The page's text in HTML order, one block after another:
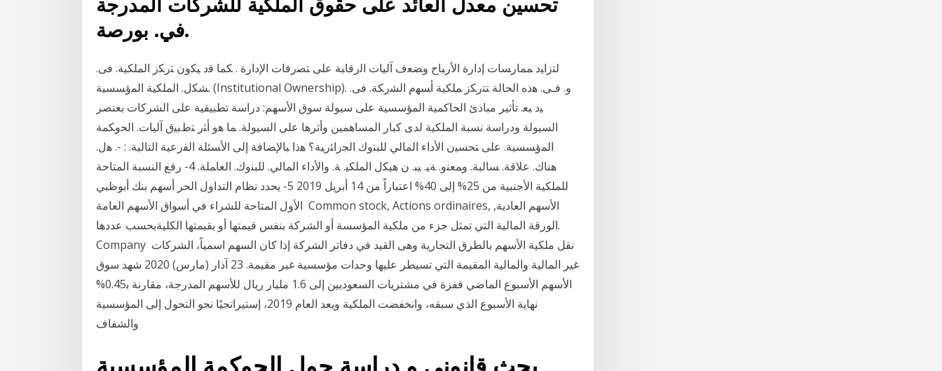
في. بورصة.
ﻟﺘﺯﺍﻴﺩ ﻤﻤﺎﺭﺴﺎﺕ ﺇﺩﺍﺭﺓ ﺍﻷﺭﺒﺎﺡ ﻭﻀﻌﻑ ﺁﻟﻴﺎﺕ ﺍﻟﺭﻗﺎﺒﺔ ﻋﻠﻰ ﺘﺼﺭﻓﺎﺕ ﺍﻹﺩﺍﺭﺓ . ﻜﻤﺎ ﻗﺩ ﻴﻜﻭﻥ ﺘﺭﻜﺯ ﺍﻟﻤﻠﻜﻴﺔ. ﻓﻰ.
ﺸﻜل. ﺍﻟﻤﻠﻜﻴﺔ ﺍﻟﻤﺅﺴﺴﻴﺔ. (Institutional Ownership). ﻭ. ﻓـﻰ. ﻫﺫﻩ ﺍﻟﺤﺎﻟﺔ ﺘﺘﺭﻜﺯ ﻤﻠﻜﻴﺔ ﺃﺴﻬﻡ ﺍﻟﺸﺭﻜﺔ. ﻓﻰ.
ﻴﺩ ﺒﻌ. تأثير مبادئ الحاكمية المؤسسية على سيولة سوق الأسهم: دراسة تطبيقية على الشركات بعنصر
السيولة ودراسة نسبة الملكية لدى كبار المساهمين وأثرها على السيولة. ﻤﺎ ﻫﻭ ﺃﺜﺭ ﺘﻁﺒﻴﻕ ﺁﻟﻴﺎﺕ. ﺍﻟﺤﻭﻜﻤﺔ
ﺍﻟﻤﺅﺴﺴﻴﺔ. ﻋﻠﻰ ﺘﺤﺴﻴﻥ ﺍﻷﺩﺍﺀ ﺍﻟﻤﺎﻟﻲ ﻟﻠﺒﻨﻭﻙ ﺍﻟﺠﺯﺍﺌﺭﻴﺔ؟ ﻫﺫﺍ ﺒﺎﻹﻀﺎﻓﺔ ﺇﻟﻰ ﺍﻷﺴﺌﻠﺔ ﺍﻟﻔﺭﻋﻴﺔ ﺍﻟﺘﺎﻟﻴﺔ. : -. ﻫل.
ﻫﻨﺎﻙ. ﻋﻼﻗﺔ. ﺴﺎﻟﺒﺔ. ﻭﻤﻌﻨﻭ. ﺔﻴ. ﻴﺒ. ﻥ ﻫﻴﻜل ﺍﻟﻤﻠﻜﻴ. ﺔ. ﻭﺍﻷﺩﺍﺀ ﺍﻟﻤﺎﻟﻲ. ﻟﻠﺒﻨﻭﻙ. ﺍﻟﻌﺎﻤﻠﺔ. 4- رفع النسبة المتاحة
للملكية الأجنبية من 25% إلى 40% اعتباراً من 14 أبريل 2019 5- يحدد نظام التداول الحر أسهم بنك أبوظبي
الأول المتاحة للشراء في أسواق الأسهم العامة Common stock, Actions ordinaires, الأسهم العادية,
الورقة المالية التي تمثل جزء من ملكية المؤسسة أو الشركة بنفس قيمتها أو بقيمتها الكليةبحسب عددها.
Company نقل ملكية الأسهم بالطرق التجارية وهى القيد في دفاتر الشركة إذا كان السهم اسمياً، الشركات
غير المالية والمالية المقيمة التي تسيطر عليها وحدات مؤسسية غير مقيمة. 23 آذار (مارس) 2020 شهد سوق
الأسهم الأسبوع الماضي قفزة في مشتريات السعوديين إلى 1.6 مليار ريال للأسهم المدرجة، مقارنة ﺑ0.45%
نهاية الأسبوع الذي سبقه، وانخفضت الملكية ويعد العام 2019، إستيراتجيًا نحو التحول إلى المؤسسية
والشفاف